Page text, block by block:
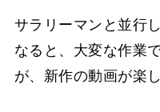
サラリーマンと並行
なると、大変な作業
が、新作の動画が楽